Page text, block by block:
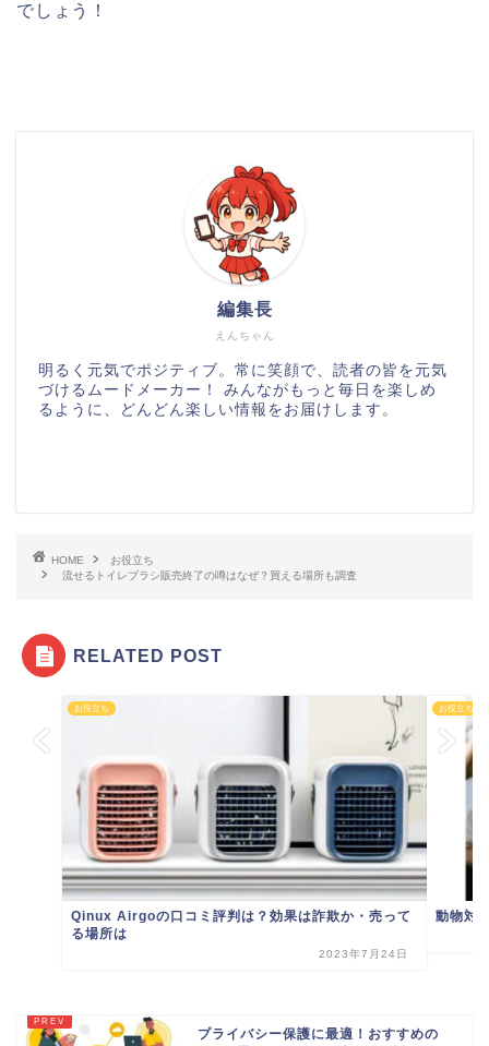
でしょう！
えんちゃん
編集長
明るく元気でポジティブ。常に笑顔で、読者の皆を元気
づけるムードメーカー！ みんながもっと毎日を楽しめ
るように、どんどん楽しい情報をお届けします。
HOME
お役立ち
流せるトイレブラシ販売終了の噂はなぜ？買える場所も調査
RELATED POST
お役立ち
Qinux Airgoの口コミ評判は？効果は詐欺か・売って
る場所は
2023年7月24日
お役立ち
動物対
プライバシー保護に最適！おすすめの